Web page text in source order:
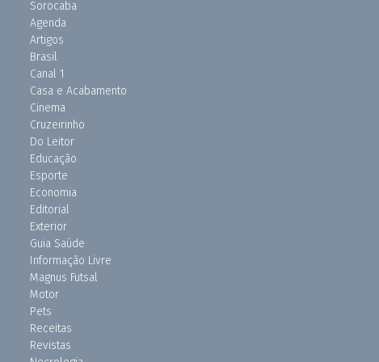
Sorocaba
Agenda
Artigos
Brasil
Canal 1
Casa e Acabamento
Cinema
Cruzeirinho
Do Leitor
Educação
Esporte
Economia
Editorial
Exterior
Guia Saúde
Informação Livre
Magnus Futsal
Motor
Pets
Receitas
Revistas